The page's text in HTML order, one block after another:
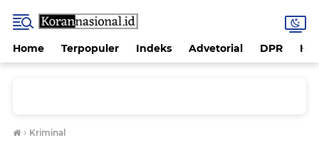
Home Terpopuler Indeks Advetorial DPR
› Kriminal